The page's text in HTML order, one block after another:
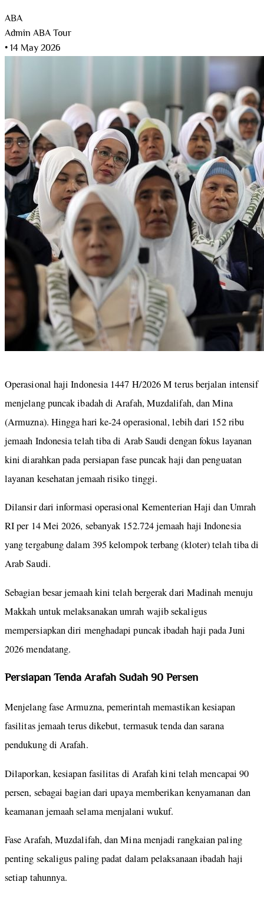
ABA
Admin ABA Tour
•14 May 2026
Jemaah Haji Asal Indonesia 2026 (ANTARA FOTO/Umarul Faruq)
Operasional haji Indonesia 1447 H/2026 M terus berjalan intensif
menjelang puncak ibadah di Arafah, Muzdalifah, dan Mina
(Armuzna). Hingga hari ke-24 operasional, lebih dari 152 ribu
jemaah Indonesia telah tiba di Arab Saudi dengan fokus layanan
kini diarahkan pada persiapan fase puncak haji dan penguatan
layanan kesehatan jemaah risiko tinggi.
Dilansir dari informasi operasional Kementerian Haji dan Umrah
RI per 14 Mei 2026, sebanyak 152.724 jemaah haji Indonesia
yang tergabung dalam 395 kelompok terbang (kloter) telah tiba di
Arab Saudi.
Sebagian besar jemaah kini telah bergerak dari Madinah menuju
Makkah untuk melaksanakan umrah wajib sekaligus
mempersiapkan diri menghadapi puncak ibadah haji pada Juni
2026 mendatang.
Persiapan Tenda Arafah Sudah 90 Persen
Menjelang fase Armuzna, pemerintah memastikan kesiapan
fasilitas jemaah terus dikebut, termasuk tenda dan sarana
pendukung di Arafah.
Dilaporkan, kesiapan fasilitas di Arafah kini telah mencapai 90
persen, sebagai bagian dari upaya memberikan kenyamanan dan
keamanan jemaah selama menjalani wukuf.
Fase Arafah, Muzdalifah, dan Mina menjadi rangkaian paling
penting sekaligus paling padat dalam pelaksanaan ibadah haji
setiap tahunnya.